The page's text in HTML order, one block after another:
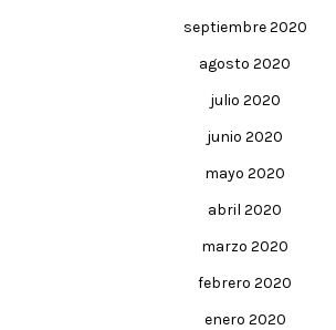
septiembre 2020
agosto 2020
julio 2020
junio 2020
mayo 2020
abril 2020
marzo 2020
febrero 2020
enero 2020